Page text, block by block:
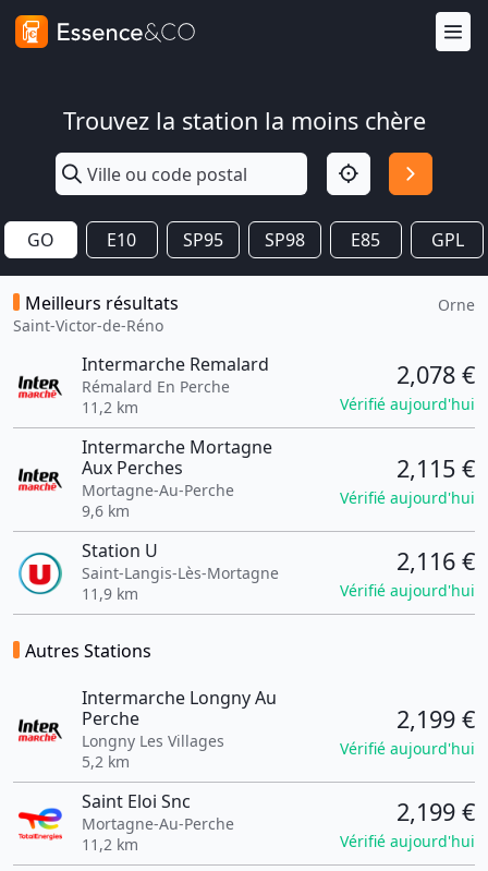
Trouvez la station la moins chère
GO E10 SP95 SP98 E85 GPL
Meilleurs résultats
Saint-Victor-de-Réno
Orne
Intermarche Remalard
Rémalard En Perche
11,2 km
2,078 €
Vérifié aujourd'hui
Intermarche Mortagne
Aux Perches
Mortagne-Au-Perche
9,6 km
2,115 €
Vérifié aujourd'hui
Station U
Saint-Langis-Lès-Mortagne
11,9 km
2,116 €
Vérifié aujourd'hui
Autres Stations
Intermarche Longny Au
Perche
Longny Les Villages
5,2 km
2,199 €
Vérifié aujourd'hui
Saint Eloi Snc
Mortagne-Au-Perche
11,2 km
2,199 €
Vérifié aujourd'hui